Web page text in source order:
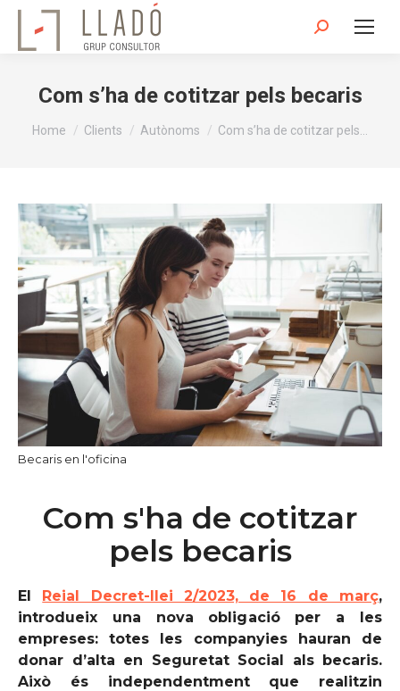
Search:
Com s’ha de cotitzar pels becaris
You are here:
Home Clients Autònoms Com s’ha de cotitzar pels…
Becaris en l'oficina
Com s'ha de cotitzar
pels becaris
El Reial Decret-llei 2/2023, de 16 de març,
introdueix una nova obligació per a les
empreses: totes les companyies hauran de
donar d’alta en Seguretat Social als becaris.
Això és independentment que realitzin